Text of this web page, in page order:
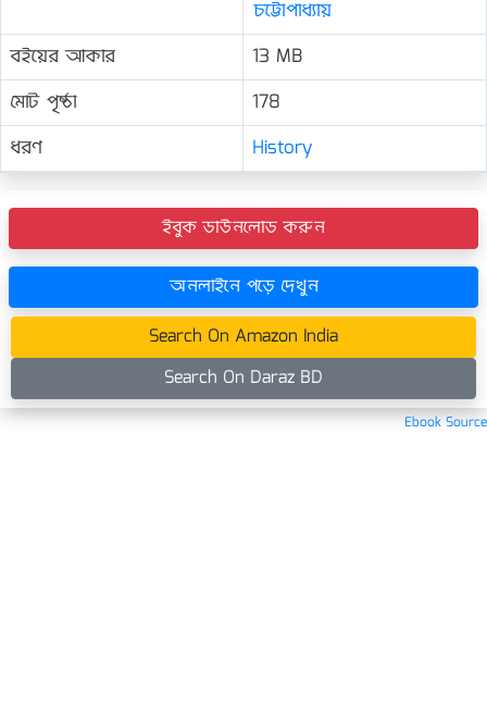
চট্টোপাধ্যায়
বইয়ের আকার
13 MB
মোট পৃষ্ঠা
178
ধরণ
History
ইবুক ডাউনলোড করুন
অনলাইনে পড়ে দেখুন
Search On Amazon India
Search On Daraz BD
Ebook Source